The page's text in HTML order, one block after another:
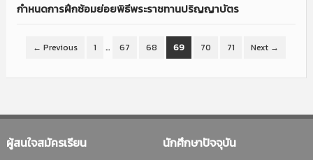
กำหนดการฝึกซ้อมย่อยพิธีพระราชทานปริญญาบัตร
← Previous 1 … 67 68 69 70 71 Next →
ผู้สนใจสมัครเรียน นักศึกษาปัจจุบัน